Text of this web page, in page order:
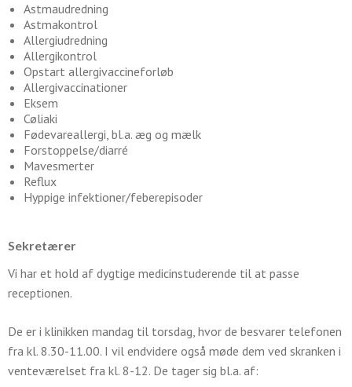
Astmaudredning
Astmakontrol
Allergiudredning
Allergikontrol
Opstart allergivaccineforløb
Allergivaccinationer
Eksem
Cøliaki
Fødevareallergi, bl.a. æg og mælk
Forstoppelse/diarré
Mavesmerter
Reflux
Hyppige infektioner/feberepisoder
Sekretærer
Vi har et hold af dygtige medicinstuderende til at passe
receptionen.
De er i klinikken mandag til torsdag, hvor de besvarer telefonen
fra kl. 8.30-11.00. I vil endvidere også møde dem ved skranken i
venteværelset fra kl. 8-12. De tager sig bl.a. af: